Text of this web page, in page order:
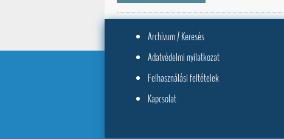
Archívum / Keresés
Adatvédelmi nyilatkozat
Felhasználási feltételek
Kapcsolat